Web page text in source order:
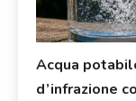
Acqua
d’infrazione